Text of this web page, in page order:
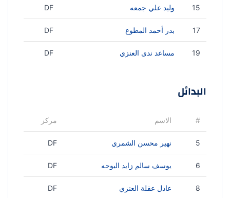
15 وليد علي جمعه DF
17 بدر أحمد المطوع DF
19 مساعد ندى العنزي DF
البدائل
# الاسم مركز
5 نهير محسن الشمري DF
6 يوسف سالم زايد اليوحه DF
8 عادل عقلة العنزي DF